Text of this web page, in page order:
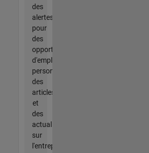
des
alertes
pour
des
opportunités
d'emploi
personnalisées,
des
articles
et
des
actualités
sur
l'entreprise.